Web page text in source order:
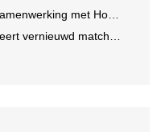
met House of Cars
voor nieuwkomers en werkgevers